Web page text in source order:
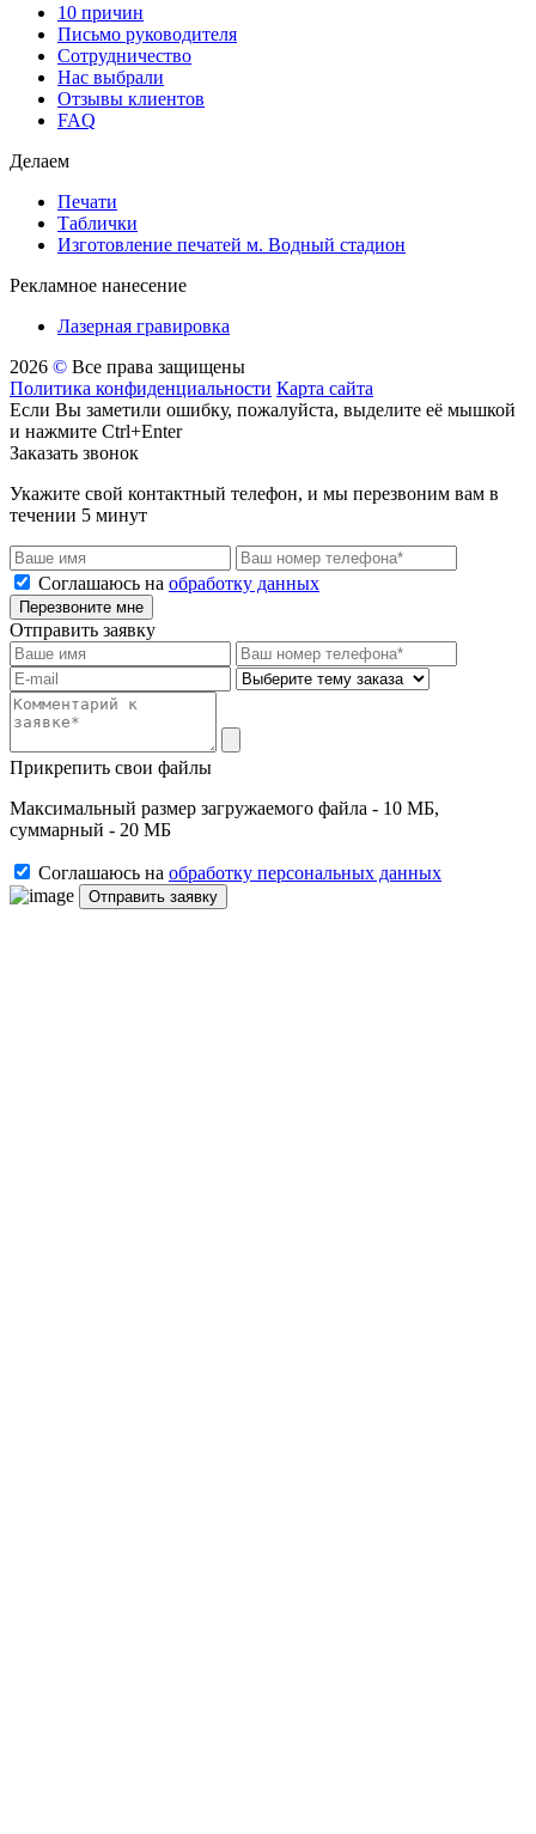
10 причин
Письмо руководителя
Сотрудничество
Нас выбрали
Отзывы клиентов
FAQ
Делаем
Печати
Таблички
Изготовление печатей м. Водный стадион
Рекламное нанесение
Лазерная гравировка
2026 © Все права защищены
Политика конфиденциальности Карта сайта
Если Вы заметили ошибку, пожалуйста, выделите её мышкой
и нажмите Ctrl+Enter
Заказать звонок
Укажите свой контактный телефон, и мы перезвоним вам в
течении 5 минут
Соглашаюсь на обработку данных
Перезвоните мне
Отправить заявку
Прикрепить свои файлы
Максимальный размер загружаемого файла - 10 МБ,
суммарный - 20 МБ
Соглашаюсь на обработку персональных данных
Отправить заявку